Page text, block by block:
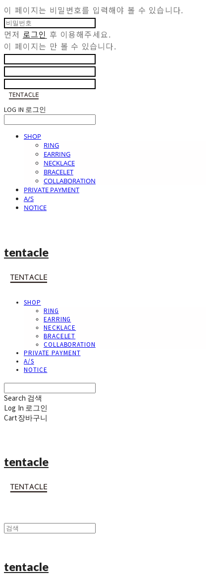
이 페이지는 비밀번호를 입력해야 볼 수 있습니다.
먼저 로그인 후 이용해주세요.
이 페이지는 만 볼 수 있습니다.
LOG IN 로그인
SHOP
RING
EARRING
NECKLACE
BRACELET
COLLABORATION
PRIVATE PAYMENT
A/S
NOTICE
tentacle
SHOP
RING
EARRING
NECKLACE
BRACELET
COLLABORATION
PRIVATE PAYMENT
A/S
NOTICE
Search 검색
Log In 로그인
Cart장바구니
tentacle
tentacle